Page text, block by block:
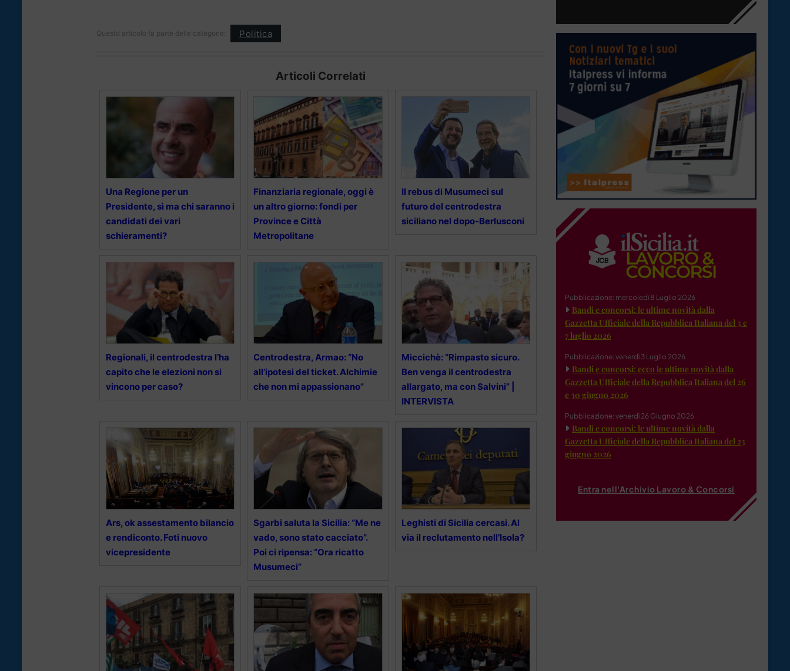
Questo articolo fa parte delle categorie: Politica
Articoli Correlati
Una Regione per un
Presidente, sì ma chi saranno i
candidati dei vari
schieramenti?
Finanziaria regionale, oggi è
un altro giorno: fondi per
Province e Città
Metropolitane
Il rebus di Musumeci sul
futuro del centrodestra
siciliano nel dopo-Berlusconi
Regionali, il centrodestra l’ha
capito che le elezioni non si
vincono per caso?
Centrodestra, Armao: “No
all’ipotesi del ticket. Alchimie
che non mi appassionano”
Miccichè: “Rimpasto sicuro.
Ben venga il centrodestra
allargato, ma con Salvini” |
INTERVISTA
Ars, ok assestamento bilancio
e rendiconto. Foti nuovo
vicepresidente
Sgarbi saluta la Sicilia: “Me ne
vado, sono stato cacciato”.
Poi ci ripensa: “Ora ricatto
Musumeci”
Leghisti di Sicilia cercasi. Al
via il reclutamento nell’Isola?
Pubblicazione: mercoledì 8 Luglio 2026
Bandi e concorsi: le ultime novità dalla
Gazzetta Ufficiale della Repubblica Italiana del 3 e
7 luglio 2026
Pubblicazione: venerdì 3 Luglio 2026
Bandi e concorsi: ecco le ultime novità dalla
Gazzetta Ufficiale della Repubblica Italiana del 26
e 30 giugno 2026
Pubblicazione: venerdì 26 Giugno 2026
Bandi e concorsi: le ultime novità dalla
Gazzetta Ufficiale della Repubblica Italiana del 23
giugno 2026
Entra nell'Archivio Lavoro & Concorsi